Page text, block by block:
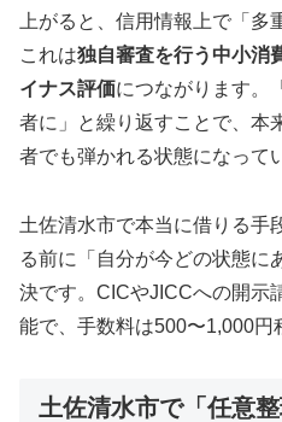
上がると、信用情報上で「多
これは独自審査を行う中小消
イナス評価につながります。
者に」と繰り返すことで、本
者でも弾かれる状態になって
土佐清水市で本当に借りる手
る前に「自分が今どの状態に
決です。CICやJICCへの開示
能で、手数料は500〜1,000円
土佐清水市で「任意整